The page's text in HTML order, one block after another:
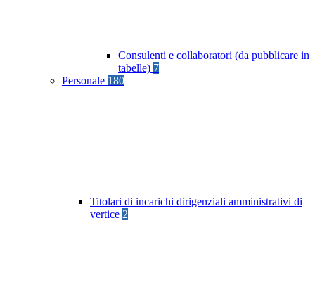
Consulenti e collaboratori (da pubblicare in
tabelle) 7
Personale 180
Titolari di incarichi dirigenziali amministrativi di
vertice 2